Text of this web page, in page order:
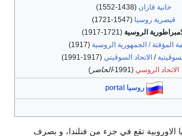
خانية قازان (1438-1552)
قيصرية روسيا (1547-1721)
الروسية (1721-1917)
المؤقتة / الجمهورية الروسية (1917)
/ الاتحاد السوڤيتي (1917-1991)
الاتحاد الروسي (1991- الحاضر )
روسيا portal
الاوروبية تقع في جزء من فنلندا، و بصرف